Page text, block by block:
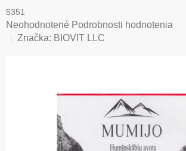
5351
Priemerné
hodnotenie
Neohodnotené Podrobnosti hodnotenia
Značka: BIOVIT LLC